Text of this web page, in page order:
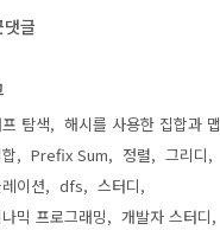
글
탐색
해시를 사용한 집합과 맵
Prefix Sum 정렬
그리디
이션
dfs
스터디
믹 프로그래밍
개발자 스터디